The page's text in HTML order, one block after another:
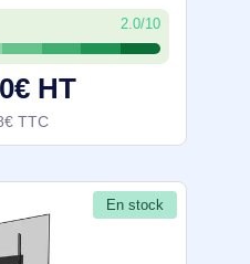
Profondeur: 678
900 mm, Profondeur
du colis: 78
2.0/10
HT
TTC
En stock